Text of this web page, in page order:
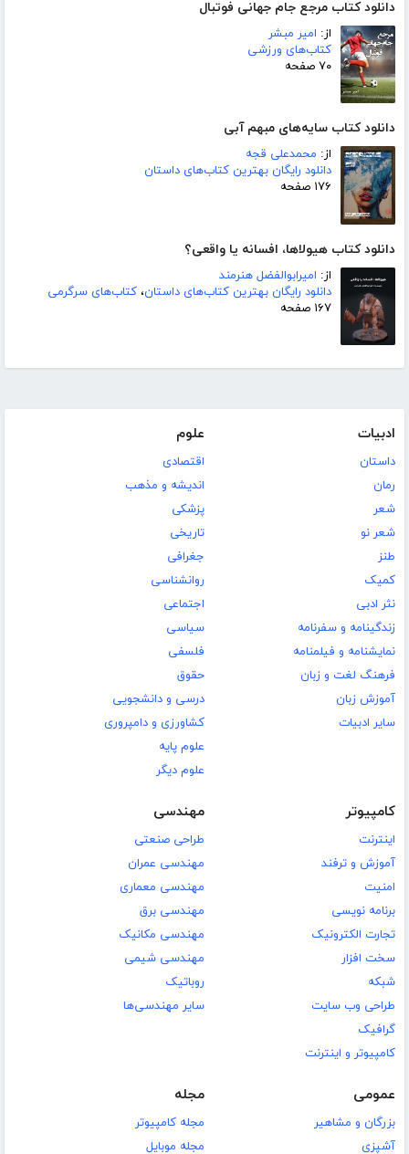
دانلود کتاب مرجع جام جهانی فوتبال
از: امیر مبشر
کتاب‌های ورزشی
۷۰ صفحه
دانلود کتاب سایه‌های مبهم آبی
از: محمدعلی قجه
دانلود رایگان بهترین کتاب‌های داستان
۱۷۶ صفحه
دانلود کتاب هیولاها، افسانه یا واقعی؟
از: امیرابوالفضل هنرمند
دانلود رایگان بهترین کتاب‌های داستان، کتاب‌های سرگرمی
۱۶۷ صفحه
ادبیات
داستان
رمان
شعر
شعر نو
طنز
کمیک
نثر ادبی
زندگینامه و سفرنامه
نمایشنامه و فیلمنامه
فرهنگ لغت و زبان
آموزش زبان
سایر ادبیات
علوم
اقتصادی
اندیشه و مذهب
پزشکی
تاریخی
جغرافی
روانشناسی
اجتماعی
سیاسی
فلسفی
حقوق
درسی و دانشجویی
کشاورزی و دامپروری
علوم پایه
علوم دیگر
کامپیوتر
اینترنت
آموزش و ترفند
امنیت
برنامه نویسی
تجارت الکترونیک
سخت افزار
شبکه
طراحی وب سایت
گرافیک
کامپیوتر و اینترنت
مهندسی
طراحی صنعتی
مهندسی عمران
مهندسی معماری
مهندسی برق
مهندسی مکانیک
مهندسی شیمی
روباتیک
سایر مهندسی‌ها
عمومی
بزرگان و مشاهیر
آشپزی
مجله
مجله کامپیوتر
مجله موبایل